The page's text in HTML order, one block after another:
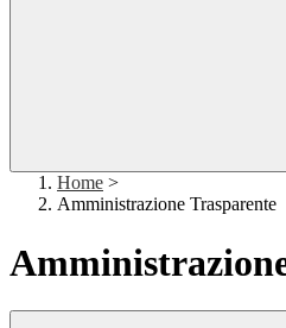
Home >
Amministrazione Trasparente